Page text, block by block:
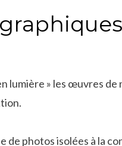
lumière » les œuvres de
de photos isolées à la